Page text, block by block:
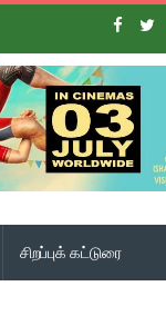
சிறப்புக் கட்டுரை